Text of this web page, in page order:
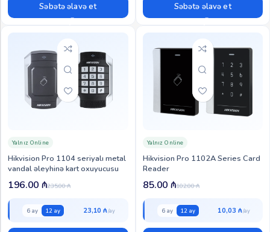
Səbətə əlavə et Səbətə əlavə et
Hikvision Pro 1104 seriyalı metal
vandal əleyhinə kart oxuyucusu
Yalnız Online
235.00₼
196.00 ₼
6 ay 12 ay 23,10 ₼
Hikvision Pro 1102A Series Card
Reader
Yalnız Online
102.00₼
85.00 ₼
6 ay 12 ay 10,03 ₼